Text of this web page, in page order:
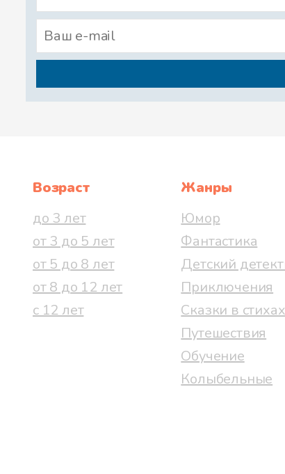
Возраст
до 3 лет
от 3 до 5 лет
от 5 до 8 лет
от 8 до 12 лет
с 12 лет
Жанры
Юмор
Фантастика
Детский
Приключения
Сказки в стихах
Путешествия
Обучение
Колыбельные